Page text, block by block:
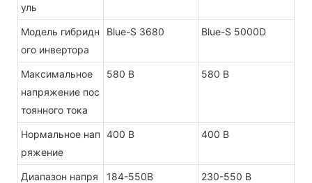
уль
Модель гибридн
ого инвертора
Blue-S 3680 Blue-S 5000D
Максимальное
напряжение пос
тоянного тока
580 В 580 В
Нормальное нап
ряжение
400 В 400 В
Диапазон напря
184-550В 230-550 В